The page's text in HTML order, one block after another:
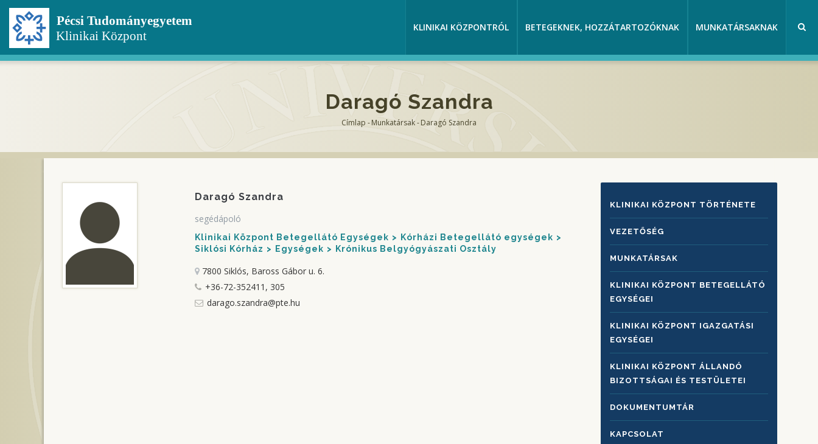
Ugrás
tartalomra
KLINIKAI KÖZPONTRÓL BETEGEKNEK, HOZZÁTARTOZÓKNAK MUNKATÁRSAKNAK
Daragó Szandra
Címlap -Munkatársak-Daragó Szandra
Daragó Szandra
segédápoló
Klinikai Központ Betegellátó Egységek
Kórházi Betegellátó egységek
Siklósi Kórház
Egységek Krónikus Belgyógyászati Osztály
7800 Siklós, Baross Gábor u. 6.
+36-72-352411, 305
darago.szandra@pte.hu
KLINIKAI
KÖZPONTRÓL
KLINIKAI KÖZPONT TÖRTÉNETE
VEZETŐSÉG
MUNKATÁRSAK
KLINIKAI KÖZPONT BETEGELLÁTÓ
EGYSÉGEI
KLINIKAI KÖZPONT IGAZGATÁSI
EGYSÉGEI
KLINIKAI KÖZPONT ÁLLANDÓ
BIZOTTSÁGAI ÉS TESTÜLETEI
DOKUMENTUMTÁR
KAPCSOLAT